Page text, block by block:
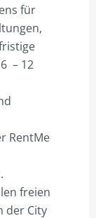
für
– 12
RentMe
freien
der City